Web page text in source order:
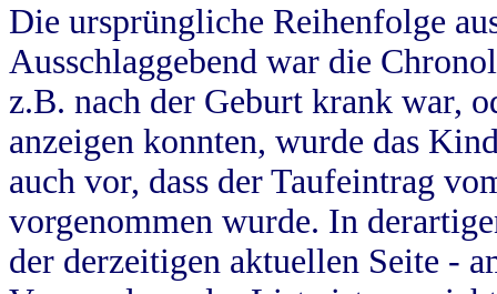
Die ursprüngliche Reihenfolge
Ausschlaggebend war die
z.B. nach der Geburt krank war,
anzeigen konnten, wurde das
auch vor, dass der Taufeintrag
vorgenommen wurde. In
der derzeitigen aktuellen Seite -